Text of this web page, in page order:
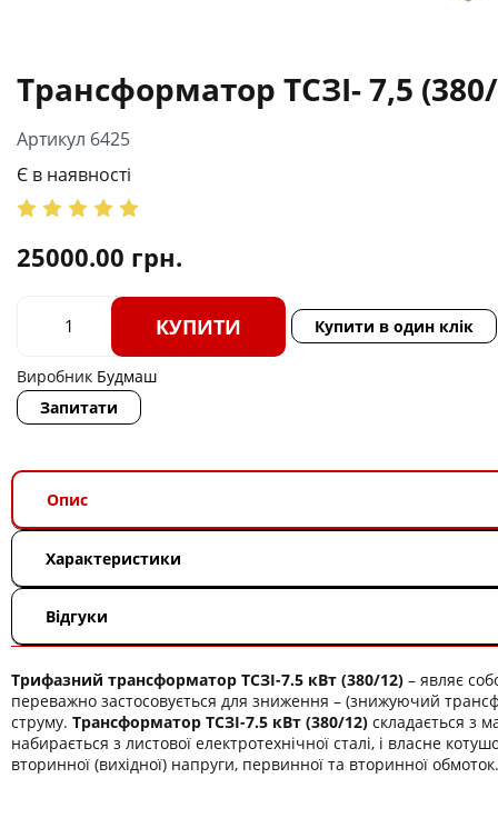
Трансформатор ТСЗІ- 7,5
Артикул 6425
Є в наявності
25000.00 грн.
КУПИТИ Купити в один клік
Виробник Будмаш
Запитати
Опис
Характеристики
Відгуки
Трифазний трансформатор ТСЗІ-7.5 кВт (380/12) – являє
переважно застосовується для зниження – (знижуючий
струму. Трансформатор ТСЗІ-7.5 кВт (380/12) складається з
набирається з листової електротехнічної сталі, і власне
вторинної (вихідної) напруги, первинної та вторинної обмоток.